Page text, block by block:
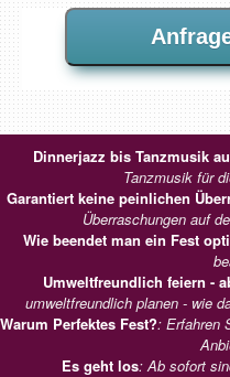
Dinnerjazz bis Tanzmusik
Tanzmusik für
Garantiert keine peinlichen
Überraschungen auf
Wie beendet man ein Fest
Umweltfreundlich feiern -
umweltfreundlich planen - wie
Warum Perfektes Fest?: Erfahren
Es geht los: Ab sofort